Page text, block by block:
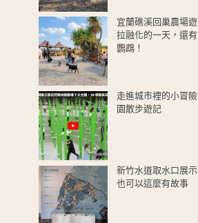
宜蘭礁溪回巢農場
拉融化的一天，還
鸚鵡！
走進城市裡的小冒
園散步遊記
新竹水道取水口展示
也可以這麼有故事